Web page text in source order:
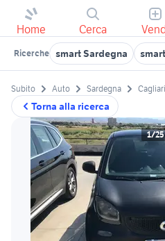
Home Cerca
Ricerche smart Sardegna
Torna alla ricerca
Subito Auto Sardegna
1/25